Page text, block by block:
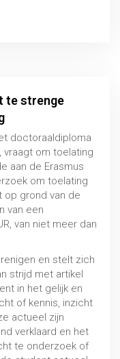
te strenge
doctoraaldiploma
vraagt om toelating
aan de Erasmus
om toelating
grond van de
van een
van niet meer dan
en stelt zich
strijd met artikel
in het gelijk en
of kennis, inzicht
actueel zijn
verklaard en het
te onderzoek of